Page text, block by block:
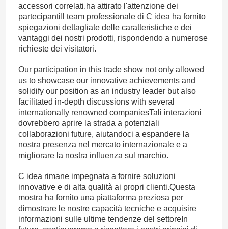
accessori correlati.ha attirato l'attenzione dei
partecipantiIl team professionale di C idea ha fornito
spiegazioni dettagliate delle caratteristiche e dei
vantaggi dei nostri prodotti, rispondendo a numerose
richieste dei visitatori.
Our participation in this trade show not only allowed
us to showcase our innovative achievements and
solidify our position as an industry leader but also
facilitated in-depth discussions with several
internationally renowned companiesTali interazioni
dovrebbero aprire la strada a potenziali
collaborazioni future, aiutandoci a espandere la
nostra presenza nel mercato internazionale e a
migliorare la nostra influenza sul marchio.
C idea rimane impegnata a fornire soluzioni
innovative e di alta qualità ai propri clienti.Questa
mostra ha fornito una piattaforma preziosa per
dimostrare le nostre capacità tecniche e acquisire
informazioni sulle ultime tendenze del settoreIn